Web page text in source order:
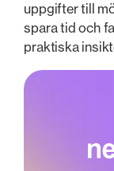
uppgifter till
spara tid och
praktiska